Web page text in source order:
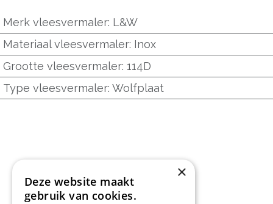
Merk vleesvermaler: L&W
Materiaal vleesvermaler: Inox
Grootte vleesvermaler: 114D
Type vleesvermaler: Wolfplaat
×
Deze website maakt
gebruik van cookies.